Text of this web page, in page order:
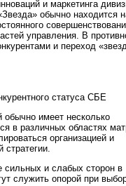
и маркетинга
обычно находится
управления. В
и переход
статуса СБЕ
обычно имеет несколько
в различных областях
организацией и
сильных и слабых сторон в
служить опорой при